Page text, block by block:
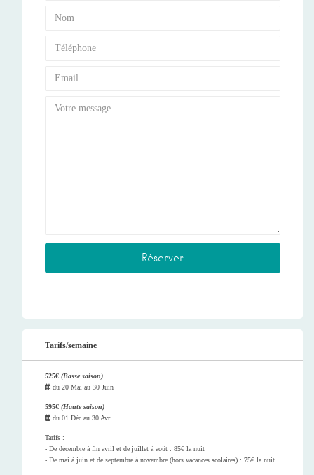
Tarifs/semaine
525€ (Basse saison)
du 20 Mai au 30 Juin
595€ (Haute saison)
du 01 Déc au 30 Avr
Tarifs :
- De décembre à fin avril et de juillet à août : 85€ la nuit
- De mai à juin et de septembre à novembre (hors vacances scolaires) : 75€ la nuit